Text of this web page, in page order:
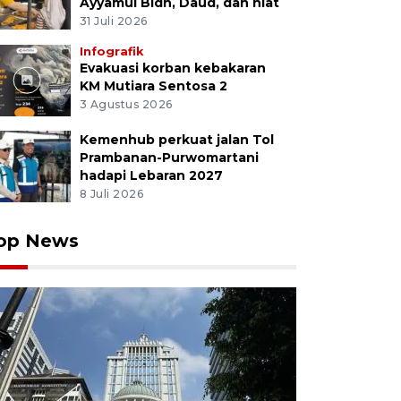
31 Juli 2026
Infografik
Evakuasi korban kebakaran
KM Mutiara Sentosa 2
3 Agustus 2026
Kemenhub perkuat jalan Tol
Prambanan-Purwomartani
hadapi Lebaran 2027
8 Juli 2026
News